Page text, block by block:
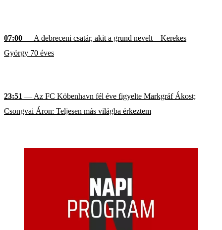
07:00 — A debreceni csatár, akit a grund nevelt – Kerekes
György 70 éves
23:51 — Az FC Köbenhavn fél éve figyelte Markgráf Ákost;
Csongvai Áron: Teljesen más világba érkeztem